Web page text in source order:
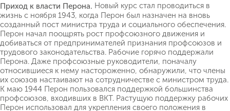
Приход к власти Перона. Новый курс стал проводиться в
жизнь с ноября 1943, когда Перон был назначен на вновь
созданный пост министра труда и социального обеспечения.
Перон начал поощрять рост профсоюзного движения и
добиваться от предпринимателей признания профсоюзов и
трудового законодательства. Рабочие горячо поддержали
Перона. Даже профсоюзные руководители, поначалу
относившиеся к нему настороженно, обнаружили, что члены
их союзов настаивают на сотрудничестве с министром труда.
К маю 1944 Перон пользовался поддержкой большинства
профсоюзов, входивших в ВКТ. Растущую поддержку рабочих
Перон использовал для укрепления своего положения в